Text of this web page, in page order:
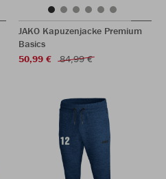
JAKO Kapuzenjacke Premium
Basics
50,99 €
84,99 €